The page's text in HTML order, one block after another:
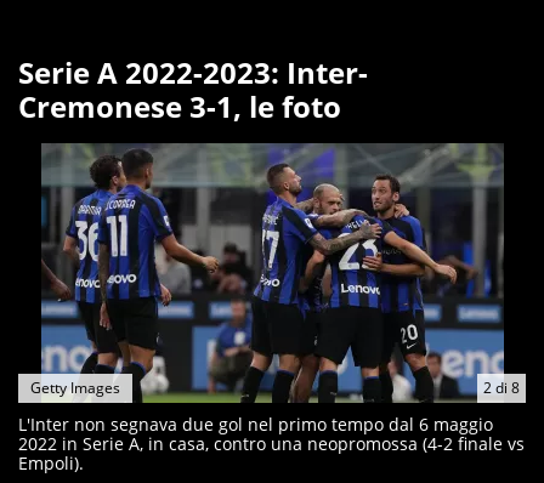
Serie A 2022-2023: Inter-
Cremonese 3-1, le foto
2di 8
Getty Images
L'Inter non segnava due gol nel primo tempo dal 6 maggio
2022 in Serie A, in casa, contro una neopromossa (4-2 finale vs
Empoli).